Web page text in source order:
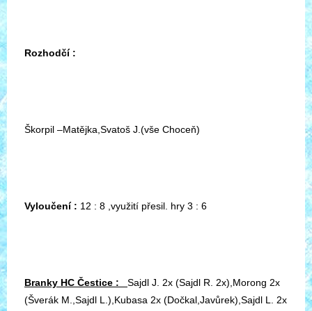
Rozhodčí :
Škorpil –Matějka,Svatoš J.(vše Choceň)
Vyloučení : 12 : 8 ,využití přesil. hry 3 : 6
Branky HC Čestice : Sajdl J. 2x (Sajdl R. 2x),Morong 2x
(Šverák M.,Sajdl L.),Kubasa 2x (Dočkal,Javůrek),Sajdl L. 2x